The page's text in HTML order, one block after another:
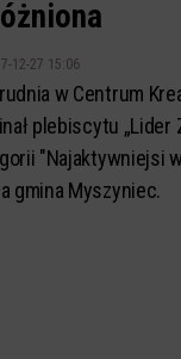
12-27 15:06
w Centrum
plebiscytu „Lider
"Najaktywniejsi
gmina Myszyniec.